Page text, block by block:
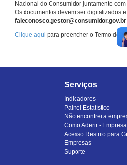
Nacional do Consumidor juntamente
Os documentos devem ser digitalizados
faleconosco.gestor@consumidor.gov.br.
Clique aqui para preencher o Termo de
Serviços
Indicadores
Painel Estatístico
Não encontrei a
Como Aderir -
Acesso Restrito para
Empresas
Suporte